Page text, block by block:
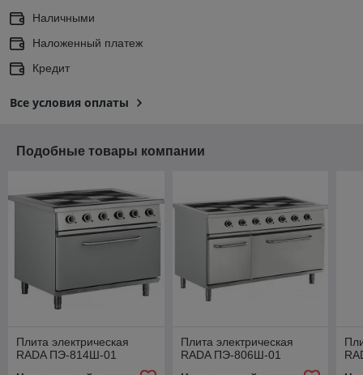
Наличными
Наложенный платеж
Кредит
Все условия оплаты
Подобные товары компании
Плита электрическая
RADA ПЭ-814Ш-01
Плита электрическая
RADA ПЭ-806Ш-01